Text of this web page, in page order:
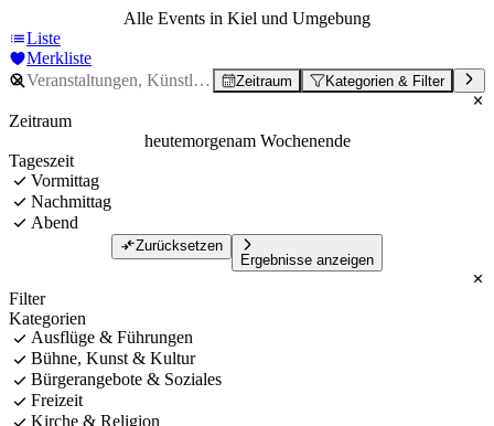
Alle Events in Kiel und Umgebung
Liste
Merkliste
Zeitraum Kategorien & Filter
Zeitraum
heutemorgenam Wochenende
Tageszeit
Vormittag
Nachmittag
Abend
Zurücksetzen
Ergebnisse anzeigen
Filter
Kategorien
Ausflüge & Führungen
Bühne, Kunst & Kultur
Bürgerangebote & Soziales
Freizeit
Kirche & Religion